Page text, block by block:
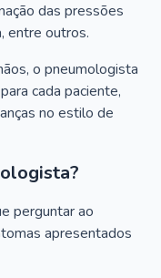
das pressões
entre outros.
o pneumologista
cada paciente,
no estilo de
perguntar ao
apresentados